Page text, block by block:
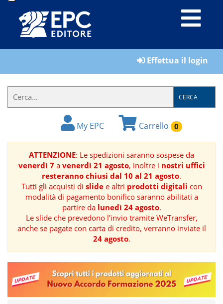
LIBRI
IL
FORMATORE
BOOK
RIVISTE
MANUALISTICA
SOFTWARE
TEMATICHE
Effettua il login
CERCA
My EPC Carrello 0
ATTENZIONE: Le spedizioni saranno sospese da
venerdì 7a venerdì 21 agosto, inoltre i nostri uffici
resteranno chiusi dal 10 al 21 agosto.
Tutti gli acquisti di slidee altri prodotti digitali con
modalità di pagamento bonifico saranno abilitati a
partire da lunedì 24 agosto.
Le slide che prevedono l’invio tramite WeTransfer,
anche se pagate con carta di credito, verranno inviate il
24 agosto.